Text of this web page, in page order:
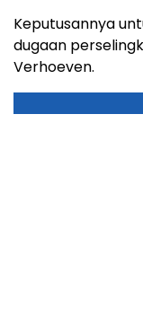
Keputusannya
dugaan
Verhoeven.